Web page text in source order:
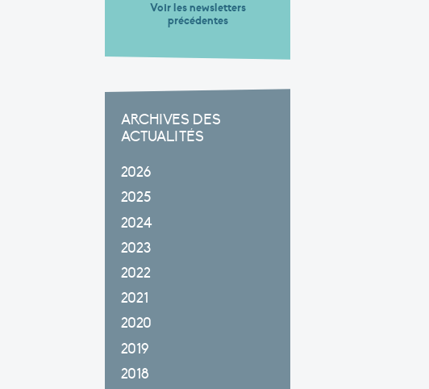
Voir les newsletters
précédentes
ARCHIVES DES
ACTUALITÉS
2026
2025
2024
2023
2022
2021
2020
2019
2018